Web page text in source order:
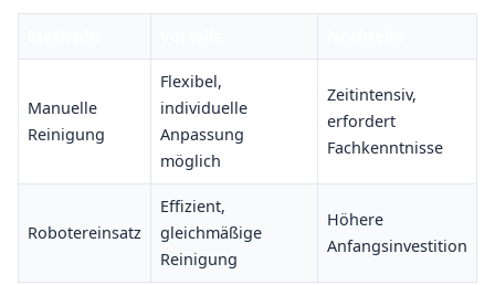
Manuelle
Reinigung
Flexibel,
individuelle
Anpassung
möglich
Zeitintensiv,
erfordert
Fachkenntnisse
Robotereinsatz
Effizient,
gleichmäßige
Reinigung
Höhere
Anfangsinvestition